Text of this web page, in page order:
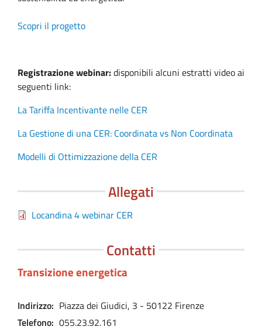
Scopri il progetto
Registrazione webinar:disponibili alcuni estratti video ai
seguenti link:
La Tariffa Incentivante nelle CER
La Gestione di una CER: Coordinata vs Non Coordinata
Modelli di Ottimizzazione della CER
Allegati
File Locandina 4 webinar CER
Contatti
Transizione energetica
Indirizzo Piazza dei Giudici, 3 - 50122 Firenze
Telefono 055.23.92.161